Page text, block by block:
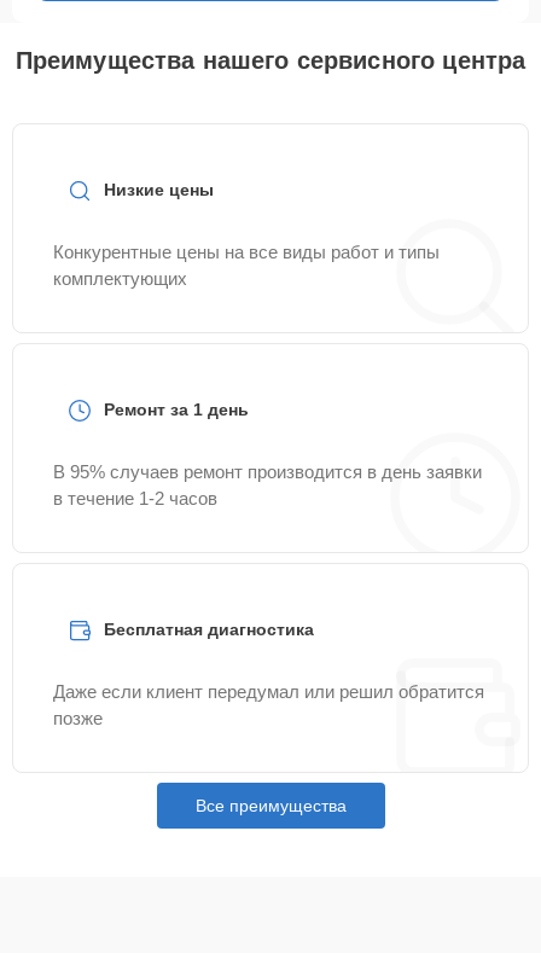
Преимущества нашего сервисного центра
Низкие цены
Конкурентные цены на все виды работ и типы
комплектующих
Ремонт за 1 день
В 95% случаев ремонт производится в день заявки
в течение 1-2 часов
Бесплатная диагностика
Даже если клиент передумал или решил обратится
позже
Все преимущества